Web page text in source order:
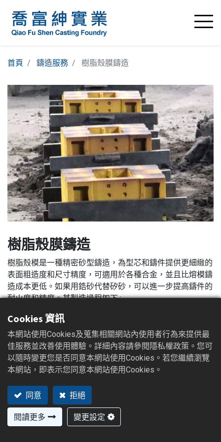
首頁 鑄造服務 樹脂殼膜鑄造
樹脂殼膜鑄造
樹脂殼模是一種精密砂型鑄造，為型芯和鑄件提供更細緻的
表面粗造度和尺寸精度，可適用於各種合金，並且比熔模鑄
造成本更低。如果用鋯砂代替矽砂，可以進一步提高鑄件的
耐火度和精度。其製造過程如下 :
鐵模鑄造及加工 → 鐵模組裝至殼模砂心機 → 殼
模砂心機預熱 → 吹製殼模及砂心 → 殼模組立
→ 澆鑄。
Cookies 資訊
本網站使用Cookies及蒐集相關網站內使用者行為來提供最
佳服務並改善使用體驗。詳細內容請參閱隱私權政策。您可
以隨時變更您是否同意本網站使用Cookies。若您繼續瀏覽
本網站，即表示您同意本網站使用Cookies。
同意 拒絕
閱讀更多 變更設定